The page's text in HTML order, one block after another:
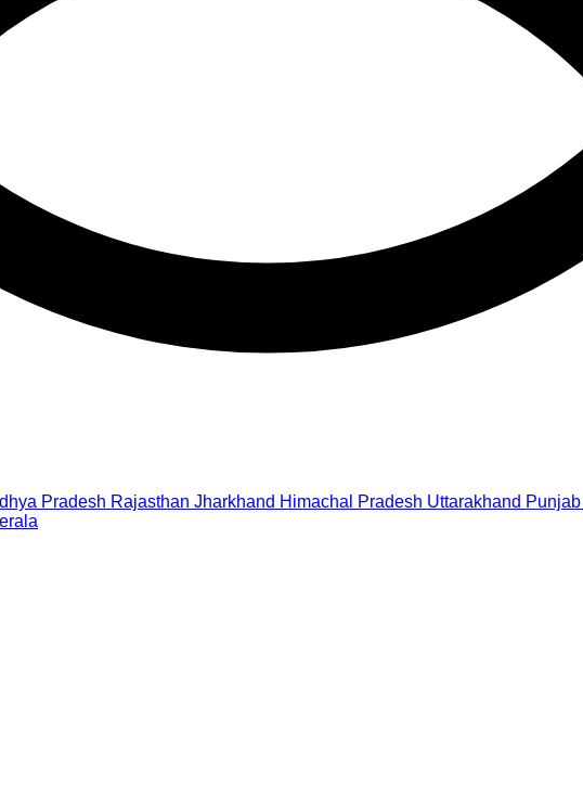
Pradesh Rajasthan Jharkhand Himachal Pradesh Uttarakhand Punjab